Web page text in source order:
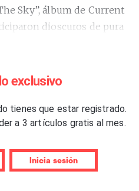
Sky”, álbum de Current
dioscuros de pura
del método
artista californiano
lo que se traduce
musicales, estéticos y
de esta interesante
exclusivo
tienes que estar registrado.
a 3 artículos gratis al mes.
Inicia sesión